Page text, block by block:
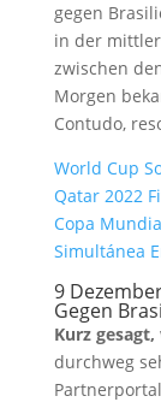
gegen
in der
zwischen
Morgen
Contudo,
World Cup
Qatar 2022
Copa
Simultánea
9
Gegen
Kurz
durchweg